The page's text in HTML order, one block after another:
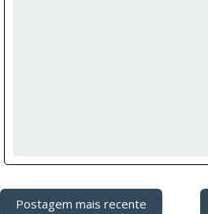
Postagem mais recente